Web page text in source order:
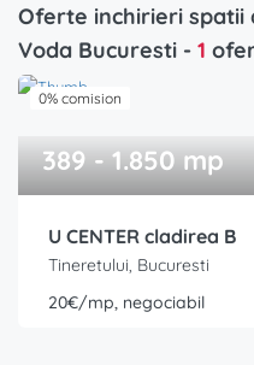
Oferte inchirieri spatii
Voda Bucuresti - 1
0% comision
389 - 1.850 mp
U CENTER cladirea B
Tineretului, Bucuresti
20€/mp, negociabil